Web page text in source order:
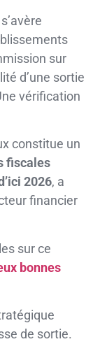
sur
d’une sortie
vérification
constitue un
fiscales
2026, a
financier
sur ce
bonnes
de sortie.